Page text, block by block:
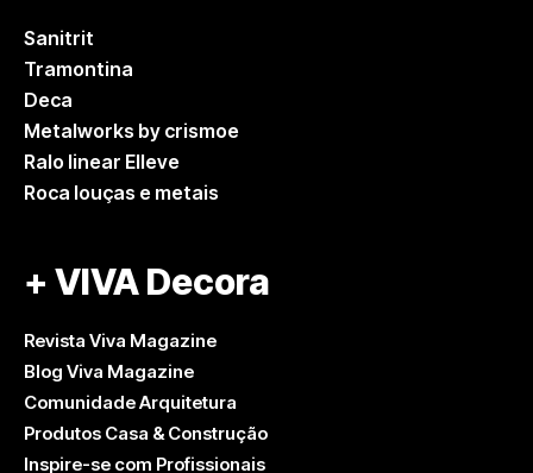
Sanitrit
Tramontina
Deca
Metalworks by crismoe
Ralo linear Elleve
Roca louças e metais
+ VIVA Decora
Revista Viva Magazine
Blog Viva Magazine
Comunidade Arquitetura
Produtos Casa & Construção
Inspire-se com Profissionais